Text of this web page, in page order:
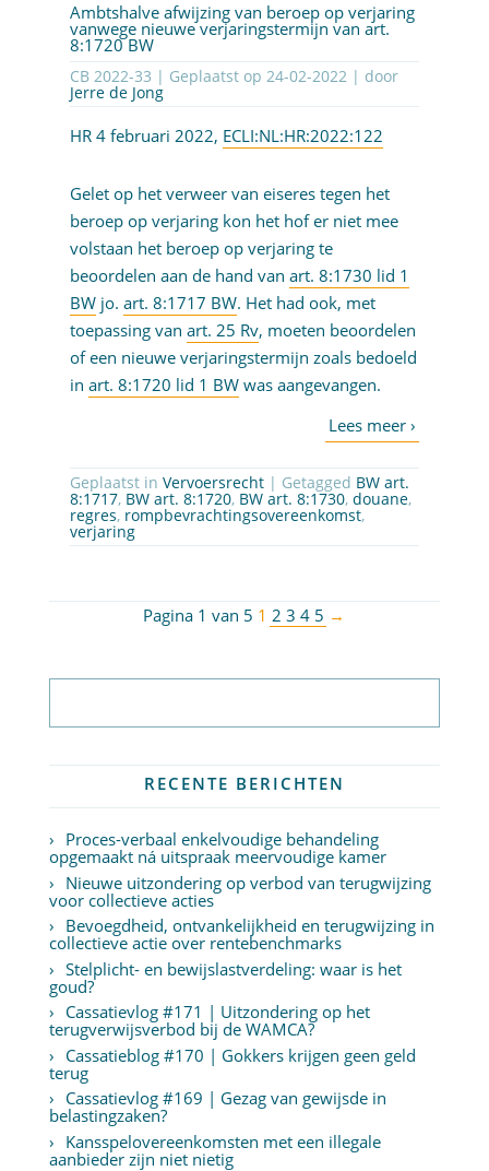
Ambtshalve afwijzing van beroep op verjaring
vanwege nieuwe verjaringstermijn van art.
8:1720 BW
CB 2022-33 | Geplaatst op 24-02-2022| door
Jerre de Jong
HR 4 februari 2022, ECLI:NL:HR:2022:122
Gelet op het verweer van eiseres tegen het
beroep op verjaring kon het hof er niet mee
volstaan het beroep op verjaring te
beoordelen aan de hand van art. 8:1730 lid 1
BWjo. art. 8:1717 BW. Het had ook, met
toepassing van art. 25 Rv, moeten beoordelen
of een nieuwe verjaringstermijn zoals bedoeld
in art. 8:1720 lid 1 BWwas aangevangen.
Geplaatst in Vervoersrecht | Getagged BW art.
8:1717, BW art. 8:1720, BW art. 8:1730, douane,
regres, rompbevrachtingsovereenkomst,
verjaring
Pagina 1 van 5 1 2 3 4 5 →
RECENTE BERICHTEN
Proces-verbaal enkelvoudige behandeling
opgemaakt ná uitspraak meervoudige kamer
Nieuwe uitzondering op verbod van terugwijzing
voor collectieve acties
Bevoegdheid, ontvankelijkheid en terugwijzing in
collectieve actie over rentebenchmarks
Stelplicht- en bewijslastverdeling: waar is het
goud?
Cassatievlog #171 | Uitzondering op het
terugverwijsverbod bij de WAMCA?
Cassatieblog #170 | Gokkers krijgen geen geld
terug
Cassatievlog #169 | Gezag van gewijsde in
belastingzaken?
Kansspelovereenkomsten met een illegale
aanbieder zijn niet nietig